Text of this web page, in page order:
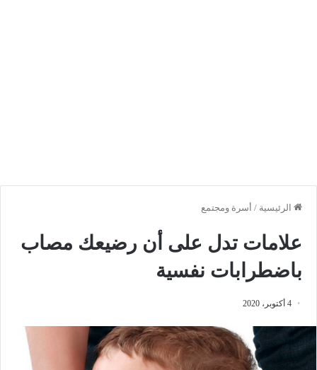
الرئيسية / أسرة ومجتمع
علامات تدل على أن رضيعك مصاب
باضطرابات نفسية
4 أكتوبر، 2020